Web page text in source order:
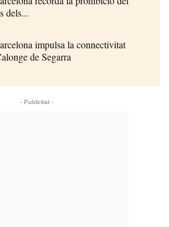
dels...
impulsa la connectivitat
de Segarra
- Publicitat -